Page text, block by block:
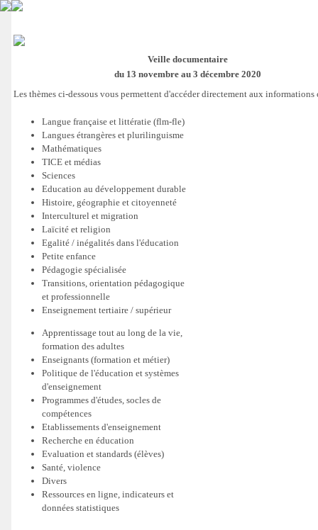
Veille documentaire
du 13 novembre au 3 décembre 2020
Les thèmes ci-dessous vous permettent d'accéder directement aux informations
Langue française et littératie (flm-fle)
Langues étrangères et plurilinguisme
Mathématiques
TICE et médias
Sciences
Education au développement durable
Histoire, géographie et citoyenneté
Interculturel et migration
Laïcité et religion
Egalité / inégalités dans l'éducation
Petite enfance
Pédagogie spécialisée
Transitions, orientation pédagogique
et professionnelle
Enseignement tertiaire / supérieur
Apprentissage tout au long de la vie,
formation des adultes
Enseignants (formation et métier)
Politique de l'éducation et systèmes
d'enseignement
Programmes d'études, socles de
compétences
Etablissements d'enseignement
Recherche en éducation
Evaluation et standards (élèves)
Santé, violence
Divers
Ressources en ligne, indicateurs et
données statistiques